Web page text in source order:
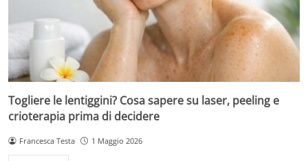
Togliere le lentiggini? Cosa sapere su laser, peeling e
crioterapia prima di decidere
Francesca Testa 1 Maggio 2026